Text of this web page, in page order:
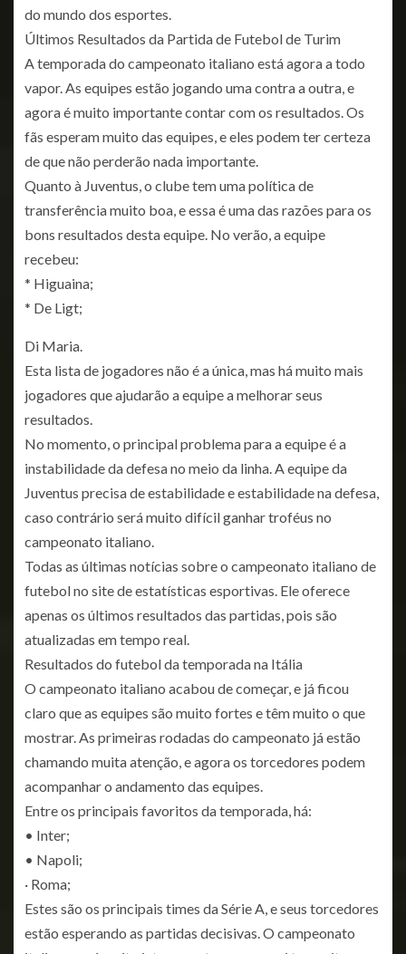
do mundo dos esportes.
Últimos Resultados da Partida de Futebol de Turim
A temporada do campeonato italiano está agora a todo
vapor. As equipes estão jogando uma contra a outra, e
agora é muito importante contar com os resultados. Os
fãs esperam muito das equipes, e eles podem ter certeza
de que não perderão nada importante.
Quanto à Juventus, o clube tem uma política de
transferência muito boa, e essa é uma das razões para os
bons resultados desta equipe. No verão, a equipe
recebeu:
* Higuaina;
* De Ligt;
Di Maria.
Esta lista de jogadores não é a única, mas há muito mais
jogadores que ajudarão a equipe a melhorar seus
resultados.
No momento, o principal problema para a equipe é a
instabilidade da defesa no meio da linha. A equipe da
Juventus precisa de estabilidade e estabilidade na defesa,
caso contrário será muito difícil ganhar troféus no
campeonato italiano.
Todas as últimas notícias sobre o campeonato italiano de
futebol no site de estatísticas esportivas. Ele oferece
apenas os últimos resultados das partidas, pois são
atualizadas em tempo real.
Resultados do futebol da temporada na Itália
O campeonato italiano acabou de começar, e já ficou
claro que as equipes são muito fortes e têm muito o que
mostrar. As primeiras rodadas do campeonato já estão
chamando muita atenção, e agora os torcedores podem
acompanhar o andamento das equipes.
Entre os principais favoritos da temporada, há:
• Inter;
• Napoli;
· Roma;
Estes são os principais times da Série A, e seus torcedores
estão esperando as partidas decisivas. O campeonato